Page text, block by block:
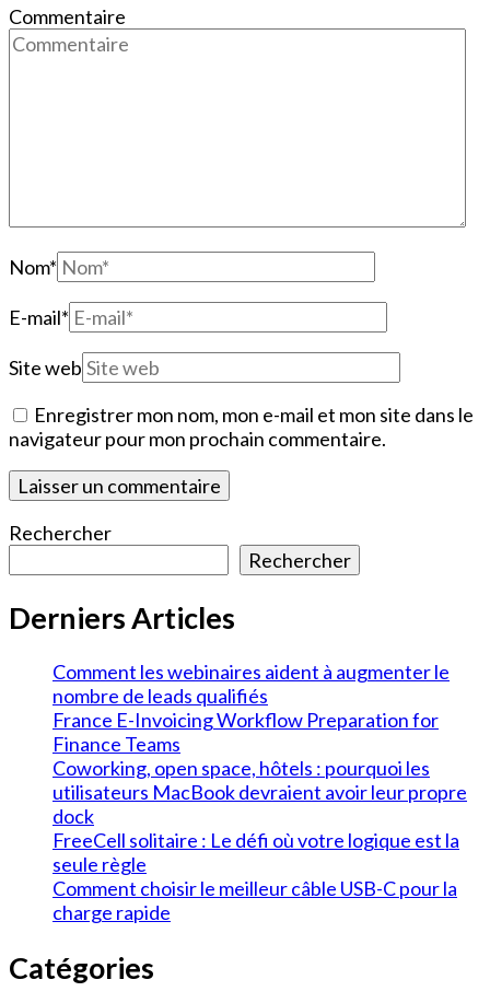
Commentaire
Nom*
E-mail*
Site web
Enregistrer mon nom, mon e-mail et mon site dans le
navigateur pour mon prochain commentaire.
Rechercher
Rechercher
Derniers Articles
Comment les webinaires aident à augmenter le
nombre de leads qualifiés
France E-Invoicing Workflow Preparation for
Finance Teams
Coworking, open space, hôtels : pourquoi les
utilisateurs MacBook devraient avoir leur propre
dock
FreeCell solitaire : Le défi où votre logique est la
seule règle
Comment choisir le meilleur câble USB-C pour la
charge rapide
Catégories